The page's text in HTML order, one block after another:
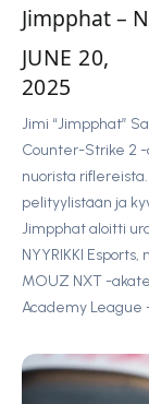
Jimpphat –
JUNE 20,
2025
Jimi “Jimpphat”
Counter-Strike 2
nuorista
pelityylistään ja
Jimpphat aloitti
NYYRIKKI
MOUZ NXT -
Academy League